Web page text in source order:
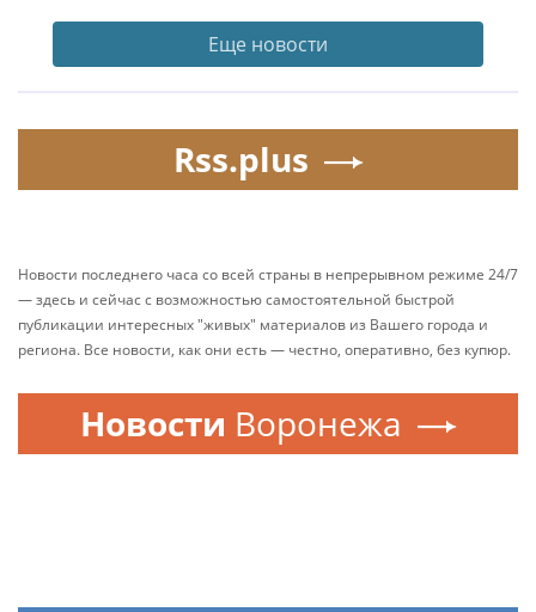
Еще новости
Rss.plus
Новости последнего часа со всей страны в непрерывном режиме 24/7
— здесь и сейчас с возможностью самостоятельной быстрой
публикации интересных "живых" материалов из Вашего города и
региона. Все новости, как они есть — честно, оперативно, без купюр.
Новости Воронежа